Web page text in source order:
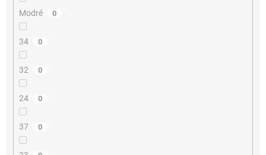
Modré 0
34 0
32 0
24 0
37 0